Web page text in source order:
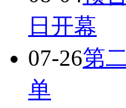
日开幕
07-26第
单